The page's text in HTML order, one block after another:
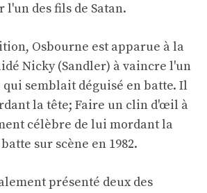
l'un des fils de Satan.
Osbourne est apparue à la
Nicky (Sandler) à vaincre l'un
qui semblait déguisé en batte. Il
la tête; Faire un clin d'œil à
célèbre de lui mordant la
sur scène en 1982.
présenté deux des